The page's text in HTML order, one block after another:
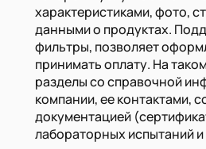
характеристиками, фото,
данными о продуктах.
фильтры, позволяет
принимать оплату. На
разделы со справочной
компании, ее контактами,
документацией
лабораторных испытаний и